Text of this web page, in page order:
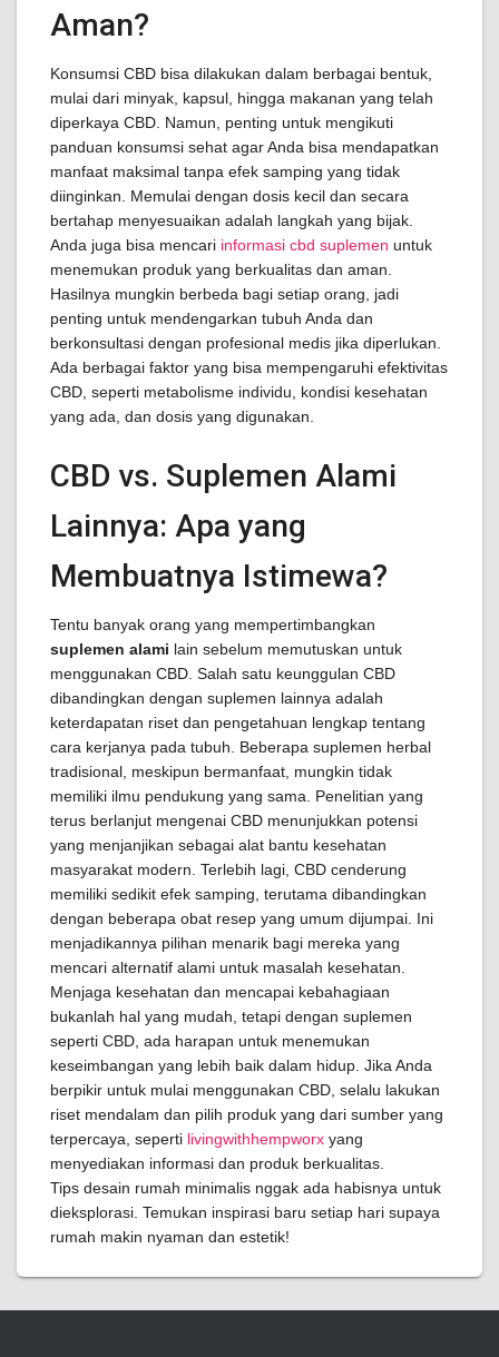
Aman?
Konsumsi CBD bisa dilakukan dalam berbagai bentuk,
mulai dari minyak, kapsul, hingga makanan yang telah
diperkaya CBD. Namun, penting untuk mengikuti
panduan konsumsi sehat agar Anda bisa mendapatkan
manfaat maksimal tanpa efek samping yang tidak
diinginkan. Memulai dengan dosis kecil dan secara
bertahap menyesuaikan adalah langkah yang bijak.
Anda juga bisa mencari informasi cbd suplemen untuk
menemukan produk yang berkualitas dan aman.
Hasilnya mungkin berbeda bagi setiap orang, jadi
penting untuk mendengarkan tubuh Anda dan
berkonsultasi dengan profesional medis jika diperlukan.
Ada berbagai faktor yang bisa mempengaruhi efektivitas
CBD, seperti metabolisme individu, kondisi kesehatan
yang ada, dan dosis yang digunakan.
CBD vs. Suplemen Alami
Lainnya: Apa yang
Membuatnya Istimewa?
Tentu banyak orang yang mempertimbangkan
suplemen alami lain sebelum memutuskan untuk
menggunakan CBD. Salah satu keunggulan CBD
dibandingkan dengan suplemen lainnya adalah
keterdapatan riset dan pengetahuan lengkap tentang
cara kerjanya pada tubuh. Beberapa suplemen herbal
tradisional, meskipun bermanfaat, mungkin tidak
memiliki ilmu pendukung yang sama. Penelitian yang
terus berlanjut mengenai CBD menunjukkan potensi
yang menjanjikan sebagai alat bantu kesehatan
masyarakat modern. Terlebih lagi, CBD cenderung
memiliki sedikit efek samping, terutama dibandingkan
dengan beberapa obat resep yang umum dijumpai. Ini
menjadikannya pilihan menarik bagi mereka yang
mencari alternatif alami untuk masalah kesehatan.
Menjaga kesehatan dan mencapai kebahagiaan
bukanlah hal yang mudah, tetapi dengan suplemen
seperti CBD, ada harapan untuk menemukan
keseimbangan yang lebih baik dalam hidup. Jika Anda
berpikir untuk mulai menggunakan CBD, selalu lakukan
riset mendalam dan pilih produk yang dari sumber yang
terpercaya, seperti livingwithhempworx yang
menyediakan informasi dan produk berkualitas.
Tips desain rumah minimalis nggak ada habisnya untuk
dieksplorasi. Temukan inspirasi baru setiap hari supaya
rumah makin nyaman dan estetik!